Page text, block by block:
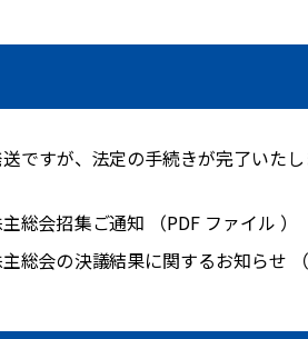
ですが、法定の手続きが完了い
総会招集ご通知 （PDF ファイル ）
総会の決議結果に関するお知らせ （